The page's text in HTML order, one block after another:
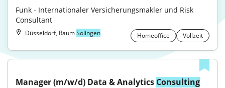
Funk - Internationaler Versicherungsmakler und Risk
Consultant
Düsseldorf, RaumSolingen Homeoffice Vollzeit
Manager (m/w/d) Data & Analytics Consulting